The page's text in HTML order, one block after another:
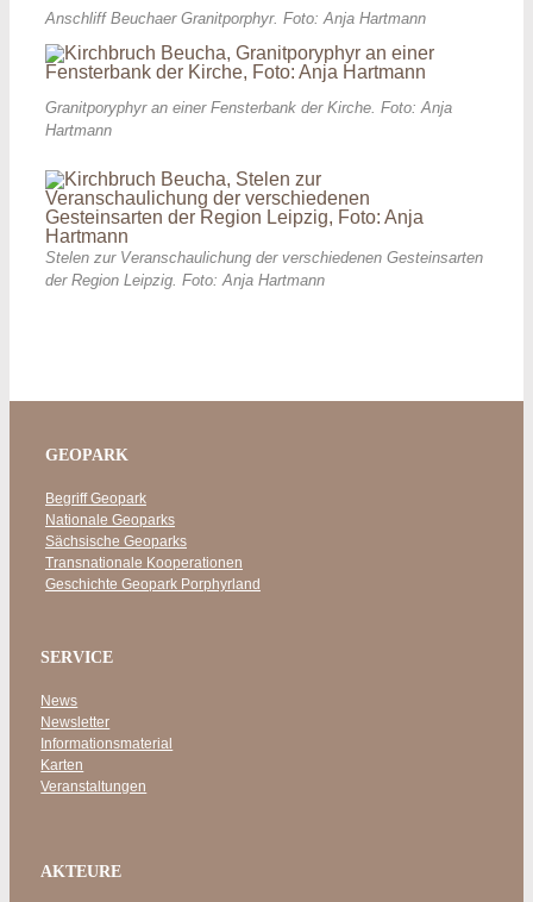
Anschliff Beuchaer Granitporphyr. Foto: Anja Hartmann
Granitporyphyr an einer Fensterbank der Kirche. Foto: Anja
Hartmann
Stelen zur Veranschaulichung der verschiedenen Gesteinsarten
der Region Leipzig. Foto: Anja Hartmann
GEOPARK
Begriff Geopark
Nationale Geoparks
Sächsische Geoparks
Transnationale Kooperationen
Geschichte Geopark Porphyrland
SERVICE
News
Newsletter
Informationsmaterial
Karten
Veranstaltungen
AKTEURE